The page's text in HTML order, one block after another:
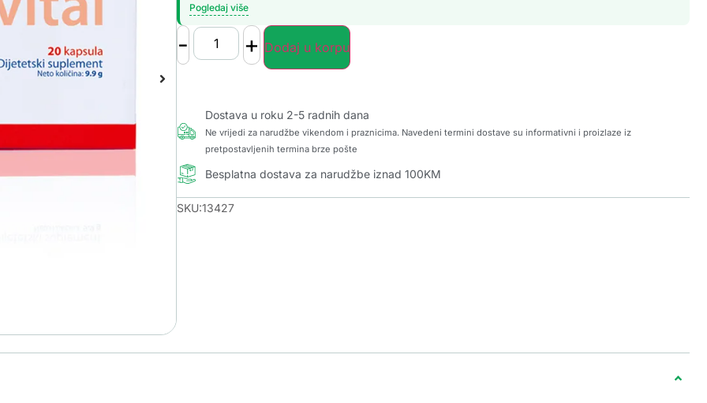
Pogledaj više
- + Dodaj u korpu
Dostava u roku 2-5 radnih dana
Ne vrijedi za narudžbe vikendom i praznicima. Navedeni termini dostave su informativni i proizlaze iz
pretpostavljenih termina brze pošte
Besplatna dostava za narudžbe iznad 100KM
SKU:13427